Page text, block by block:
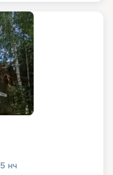
5 нч